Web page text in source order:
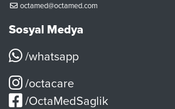
octamed@octamed.com
Sosyal Medya
/whatsapp
/octacare
/OctaMedSaglik